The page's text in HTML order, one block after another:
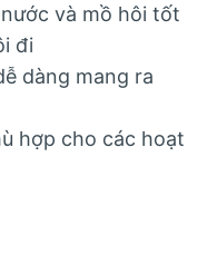
và mồ hôi tốt
đi
dàng mang ra
hợp cho các hoạt